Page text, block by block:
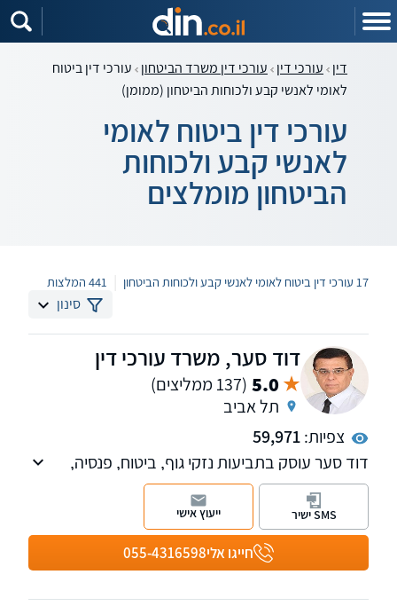
דין עורכי דין עורכי דין משרד הביטחון עורכי דין ביטוח
לאומי לאנשי קבע ולכוחות הביטחון (ממומן)
עורכי דין ביטוח לאומי
לאנשי קבע ולכוחות
הביטחון מומלצים
17 עורכי דין ביטוח לאומי לאנשי קבע ולכוחות הביטחון 441 המלצות
סינון
דוד סער, משרד עורכי דין
5.0 (137 ממליצים)
תל אביב
צפיות:59,971
דוד סער עוסק בתביעות נזקי גוף, ביטוח, פנסיה,
אובדן כושר עבודה, רשלנות רפואית, נכויות, משרד
הביטחון וביטוח לאומי. בכיר לשעבר בחברות
ביטוח, בעל השכלה בכלכלה ותואר שני במשפטים.
חייגו אלי055-4316598
SMS ישיר ייעוץ אישי